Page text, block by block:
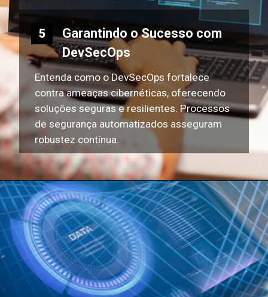
Garantindo o Sucesso com
DevSecOps
Entenda como o DevSecOps fortalece
contra ameaças cibernéticas, oferecendo
soluções seguras e resilientes. Processos
de segurança automatizados asseguram
robustez contínua.
5